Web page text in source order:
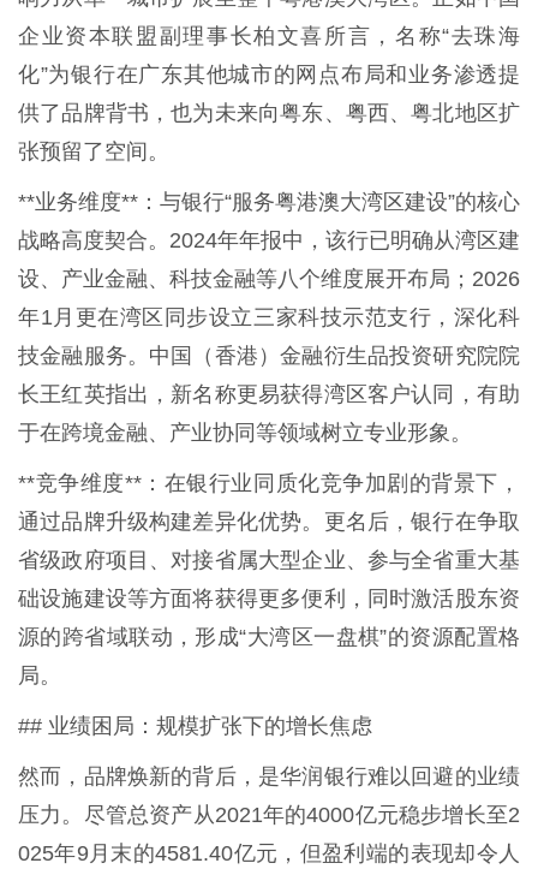
企业资本联盟副理事长柏文喜所言，名称“去珠海
化”为银行在广东其他城市的网点布局和业务渗透提
供了品牌背书，也为未来向粤东、粤西、粤北地区扩
张预留了空间。
**业务维度**：与银行“服务粤港澳大湾区建设”的核心
战略高度契合。2024年年报中，该行已明确从湾区建
设、产业金融、科技金融等八个维度展开布局；2026
年1月更在湾区同步设立三家科技示范支行，深化科
技金融服务。中国（香港）金融衍生品投资研究院院
长王红英指出，新名称更易获得湾区客户认同，有助
于在跨境金融、产业协同等领域树立专业形象。
**竞争维度**：在银行业同质化竞争加剧的背景下，
通过品牌升级构建差异化优势。更名后，银行在争取
省级政府项目、对接省属大型企业、参与全省重大基
础设施建设等方面将获得更多便利，同时激活股东资
源的跨省域联动，形成“大湾区一盘棋”的资源配置格
局。
## 业绩困局：规模扩张下的增长焦虑
然而，品牌焕新的背后，是华润银行难以回避的业绩
压力。尽管总资产从2021年的4000亿元稳步增长至2
025年9月末的4581.40亿元，但盈利端的表现却令人